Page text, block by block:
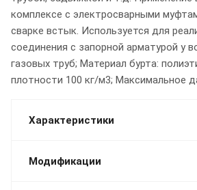
комплексе с электросварными
сварке встык. Используется для
соединения с запорной арматурой у
газовых труб; Материал бурта:
плотности 100 кг/м3; Максимальное
Характеристики
Модификации